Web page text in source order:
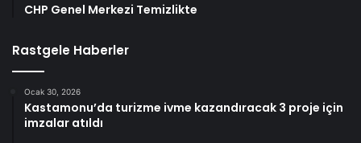
CHP Genel Merkezi Temizlikte
Rastgele Haberler
Ocak 30, 2026
Kastamonu’da turizme ivme kazandıracak 3 proje için
imzalar atıldı